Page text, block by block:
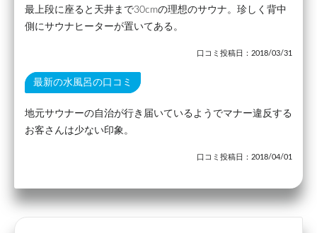
最上段に座ると天井まで30cmの理想のサウナ。珍しく背中
側にサウナヒーターが置いてある。
口コミ投稿日：2018/03/31
最新の水風呂の口コミ
地元サウナーの自治が行き届いているようでマナー違反する
お客さんは少ない印象。
口コミ投稿日：2018/04/01